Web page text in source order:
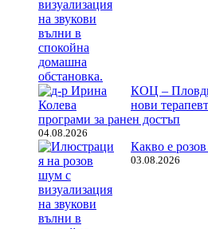
КОЦ –
нови
програми за ранен достъп
04.08.2026
Какво е
03.08.2026